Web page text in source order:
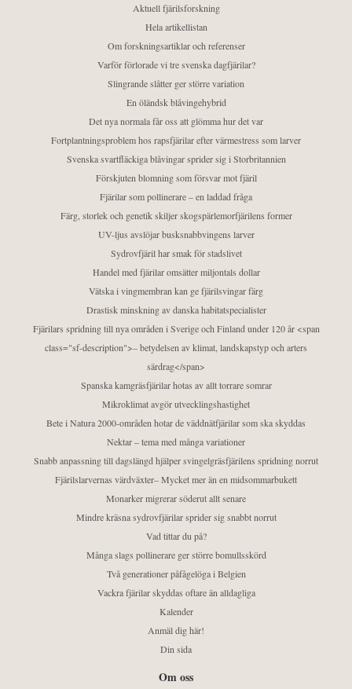
Aktuell fjärilsforskning
Hela artikellistan
Om forskningsartiklar och referenser
Varför förlorade vi tre svenska dagfjärilar?
Slingrande slåtter ger större variation
En öländsk blåvingehybrid
Det nya normala får oss att glömma hur det var
Fortplantningsproblem hos rapsfjärilar efter värmestress som larver
Svenska svartfläckiga blåvingar sprider sig i Storbritannien
Förskjuten blomning som försvar mot fjäril
Fjärilar som pollinerare – en laddad fråga
Färg, storlek och genetik skiljer skogspärlemorfjärilens former
UV-ljus avslöjar busksnabbvingens larver
Sydrovfjäril har smak för stadslivet
Handel med fjärilar omsätter miljontals dollar
Vätska i vingmembran kan ge fjärilsvingar färg
Drastisk minskning av danska habitatspecialister
Fjärilars spridning till nya områden i Sverige och Finland under 120 år <span
class="sf-description">– betydelsen av klimat, landskapstyp och arters
särdrag</span>
Spanska kamgräsfjärilar hotas av allt torrare somrar
Mikroklimat avgör utvecklingshastighet
Bete i Natura 2000-områden hotar de väddnätfjärilar som ska skyddas
Nektar – tema med många variationer
Snabb anpassning till dagslängd hjälper svingelgräsfjärilens spridning norrut
Fjärilslarvernas värdväxter– Mycket mer än en midsommarbukett
Monarker migrerar söderut allt senare
Mindre kräsna sydrovfjärilar sprider sig snabbt norrut
Vad tittar du på?
Många slags pollinerare ger större bomullsskörd
Två generationer påfågelöga i Belgien
Vackra fjärilar skyddas oftare än alldagliga
Kalender
Anmäl dig här!
Din sida
Om oss